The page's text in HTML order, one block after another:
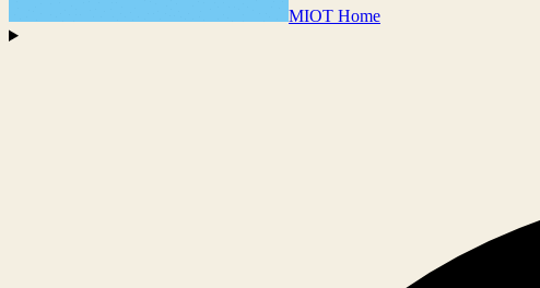
MIOT Home